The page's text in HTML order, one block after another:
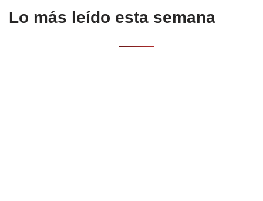
Lo más leído esta semana